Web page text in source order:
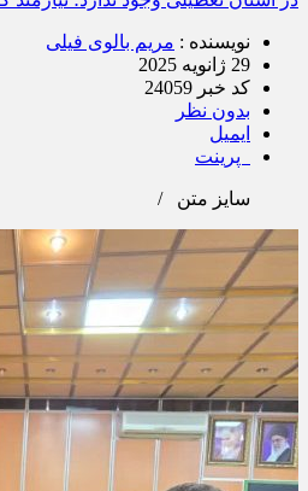
نویسنده :مریم بالوی فیلی
29 ژانویه 2025
کد خبر 24059
بدون نظر
ایمیل